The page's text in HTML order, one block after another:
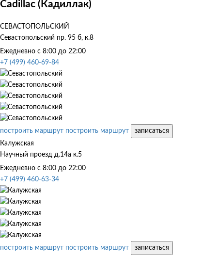
Cadillac (Кадиллак)
СЕВАСТОПОЛЬСКИЙ
Севастопольский пр. 95 б, к.8
Ежедневно с 8:00 до 22:00
+7 (499) 460-69-84
построить маршрут построить маршрут
записаться
Калужская
Научный проезд д.14а к.5
Ежедневно с 8:00 до 22:00
+7 (499) 460-63-34
построить маршрут построить маршрут
записаться